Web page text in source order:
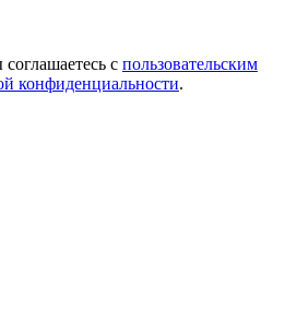
с пользовательским
конфиденциальности.